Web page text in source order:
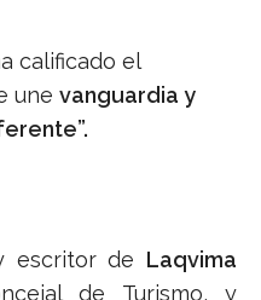
calificado el
une vanguardia y
escritor de Laqvima
de Turismo, y